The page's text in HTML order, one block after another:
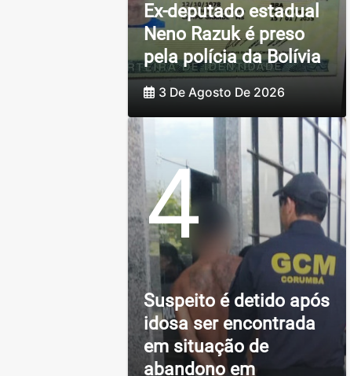
Ex-deputado estadual
Neno Razuk é preso
pela polícia da Bolívia
3 De Agosto De 2026
4
Suspeito é detido após
idosa ser encontrada
em situação de
abandono em